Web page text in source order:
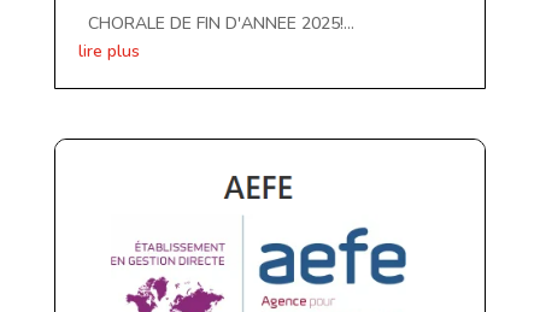
CHORALE DE FIN D'ANNEE 2025!...
lire plus